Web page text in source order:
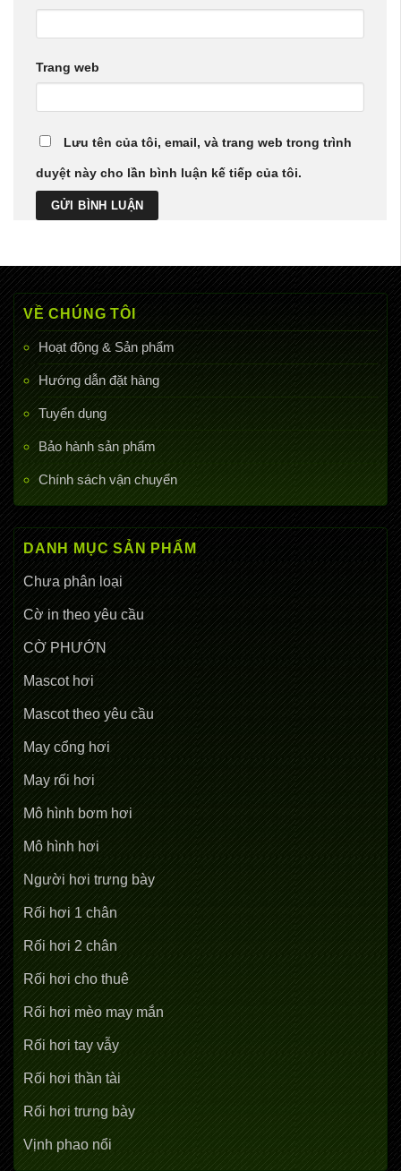
VỀ CHÚNG TÔI
Hoạt động & Sản phẩm
Hướng dẫn đặt hàng
Tuyển dụng
Bảo hành sản phẩm
Chính sách vận chuyển
DANH MỤC SẢN PHẨM
Chưa phân loại
Cờ in theo yêu cầu
CỜ PHƯỚN
Mascot hơi
Mascot theo yêu cầu
May cổng hơi
May rối hơi
Mô hình bơm hơi
Mô hình hơi
Người hơi trưng bày
Rối hơi 1 chân
Rối hơi 2 chân
Rối hơi cho thuê
Rối hơi mèo may mắn
Rối hơi tay vẫy
Rối hơi thần tài
Rối hơi trưng bày
Vịnh phao nổi
Trang web
Lưu tên của tôi, email, và trang web trong trình
duyệt này cho lần bình luận kế tiếp của tôi.